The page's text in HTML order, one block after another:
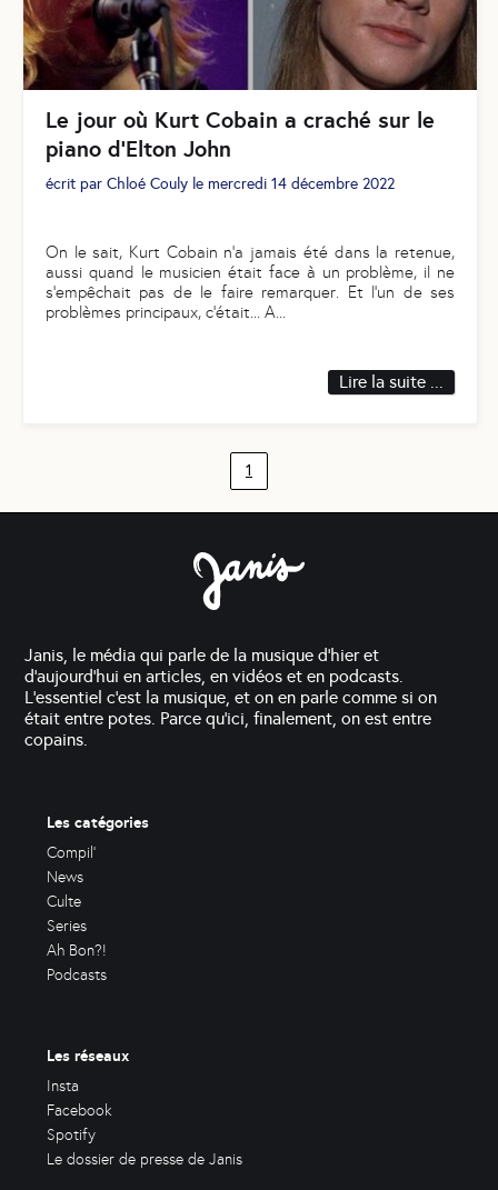
Le jour où Kurt Cobain a craché sur le
piano d’Elton John
écrit par Chloé Couly le mercredi 14 décembre 2022
On le sait, Kurt Cobain n’a jamais été dans la retenue,
aussi quand le musicien était face à un problème, il ne
s’empêchait pas de le faire remarquer. Et l’un de ses
problèmes principaux, c'était... A
Lire la suite ...
1
Janis, le média qui parle de la musique d'hier et
d'aujourd'hui en articles, en vidéos et en podcasts.
L'essentiel c'est la musique, et on en parle comme si on
était entre potes. Parce qu'ici, finalement, on est entre
copains.
Les catégories
Compil'
News
Culte
Series
Ah Bon?!
Podcasts
Les réseaux
Insta
Facebook
Spotify
Le dossier de presse de Janis